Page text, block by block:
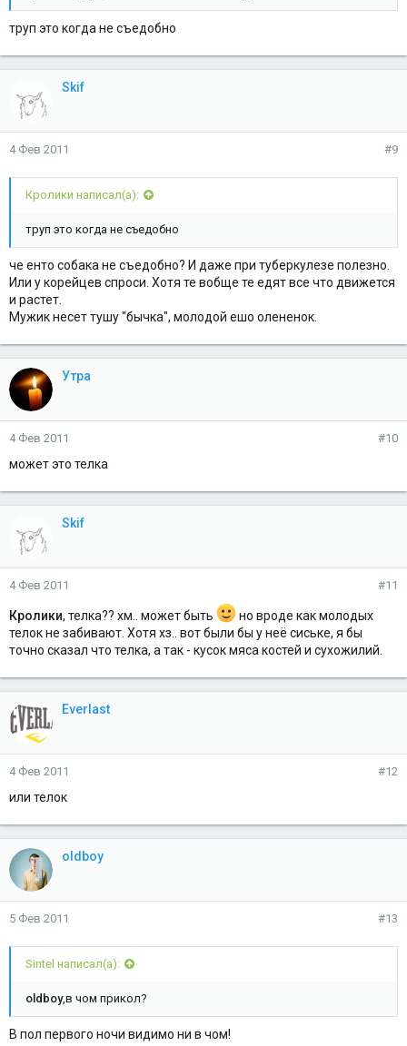
труп это когда не съедобно
Skif
4 Фев 2011 #9
Кролики написал(а):
труп это когда не съедобно
че енто собака не съедобно? И даже при туберкулезе полезно.
Или у корейцев спроси. Хотя те вобще те едят все что движется
и растет.
Мужик несет тушу "бычка", молодой ешо олененок.
Утра
4 Фев 2011 #10
может это телка
Skif
4 Фев 2011 #11
Кролики, телка?? хм.. может быть
но вроде как молодых
телок не забивают. Хотя хз.. вот были бы у неё сиське, я бы
точно сказал что телка, а так - кусок мяса костей и сухожилий.
Everlast
4 Фев 2011 #12
или телок
oldboy
5 Фев 2011 #13
Sintel написал(а):
oldboy,в чом прикол?
В пол первого ночи видимо ни в чом!